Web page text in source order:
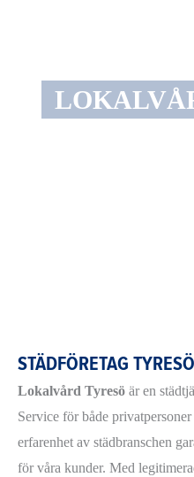
STÄDFÖRETAG TYRESÖ
Lokalvård Tyresö är en
Service för både
erfarenhet av städbranschen
för våra kunder. Med